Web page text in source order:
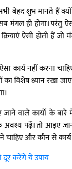
बेहद शुभ मानते हैं
मंगल ही होगा। परंतु
ऐसी होती हैं जो
कार्य नहीं करना
का विशेष ध्यान रखा
वाले कार्यों के बारे
पढ़ें। तो आइए
चाहिए और कौन से
करेंगे ये उपाय